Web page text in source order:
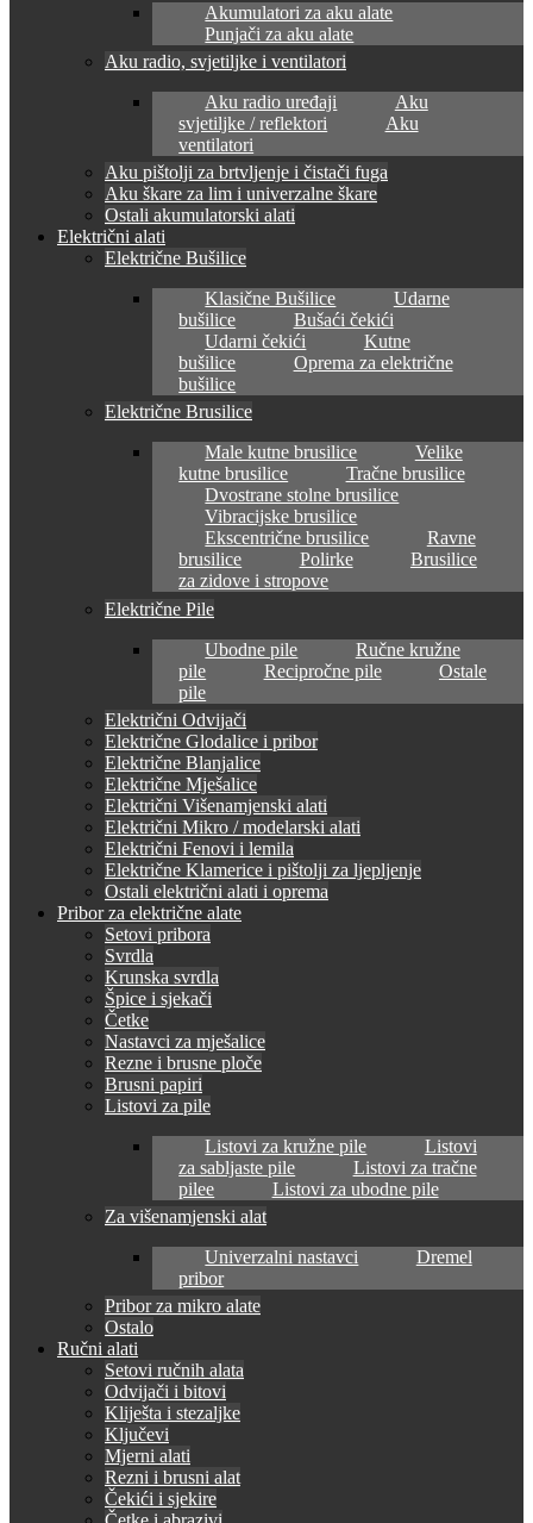
Akumulatori za aku alate
Punjači za aku alate
Aku radio, svjetiljke i ventilatori
Aku radio uređaji
Aku
svjetiljke / reflektori
Aku
ventilatori
Aku pištolji za brtvljenje i čistači fuga
Aku škare za lim i univerzalne škare
Ostali akumulatorski alati
Električni alati
Električne Bušilice
Klasične Bušilice
Udarne
bušilice
Bušaći čekići
Udarni čekići
Kutne
bušilice
Oprema za električne
bušilice
Električne Brusilice
Male kutne brusilice
Velike
kutne brusilice
Tračne brusilice
Dvostrane stolne brusilice
Vibracijske brusilice
Ekscentrične brusilice
Ravne
brusilice
Polirke
Brusilice
za zidove i stropove
Električne Pile
Ubodne pile
Ručne kružne
pile
Recipročne pile
Ostale
pile
Električni Odvijači
Električne Glodalice i pribor
Električne Blanjalice
Električne Mješalice
Električni Višenamjenski alati
Električni Mikro / modelarski alati
Električni Fenovi i lemila
Električne Klamerice i pištolji za ljepljenje
Ostali električni alati i oprema
Pribor za električne alate
Setovi pribora
Svrdla
Krunska svrdla
Špice i sjekači
Četke
Nastavci za mješalice
Rezne i brusne ploče
Brusni papiri
Listovi za pile
Listovi za kružne pile
Listovi
za sabljaste pile
Listovi za tračne
pilee
Listovi za ubodne pile
Za višenamjenski alat
Univerzalni nastavci
Dremel
pribor
Pribor za mikro alate
Ostalo
Ručni alati
Setovi ručnih alata
Odvijači i bitovi
Kliješta i stezaljke
Ključevi
Mjerni alati
Rezni i brusni alat
Čekići i sjekire